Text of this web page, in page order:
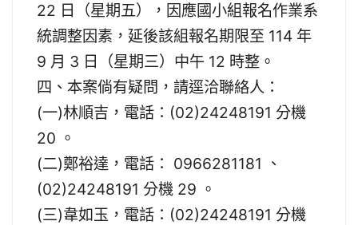
22 日（星期五），因應國小組報名作業系
統調整因素，延後該組報名期限至 114 年
9 月 3 日（星期三）中午 12 時整。
四、本案倘有疑問，請逕洽聯絡人：
(一)林順吉，電話：(02)24248191 分機
20 。
(二)鄭裕達，電話： 0966281181 、
(02)24248191 分機 29 。
(三)韋如玉，電話：(02)24248191 分機